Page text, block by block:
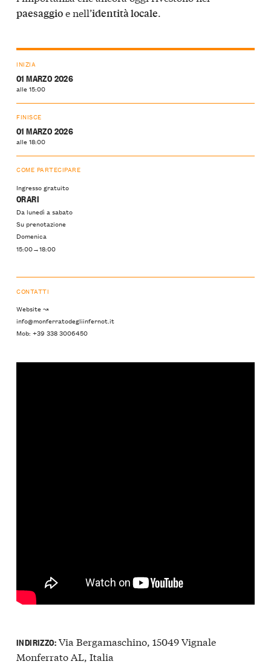
paesaggioe nell’identità locale.
INIZIA
01 MARZO 2026
alle 15:00
FINISCE
01 MARZO 2026
alle 18:00
COME PARTECIPARE
Ingresso gratuito
ORARI
Da lunedì a sabato
Su prenotazione
Domenica
15:00→18:00
CONTATTI
Website ↝
info@monferratodegliinfernot.it
Mob: +39 338 3006450
INDIRIZZO:Via Bergamaschino, 15049 Vignale
Monferrato AL, Italia